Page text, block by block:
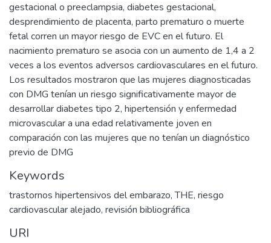
gestacional o preeclampsia, diabetes gestacional,
desprendimiento de placenta, parto prematuro o muerte
fetal corren un mayor riesgo de EVC en el futuro. El
nacimiento prematuro se asocia con un aumento de 1,4 a 2
veces a los eventos adversos cardiovasculares en el futuro.
Los resultados mostraron que las mujeres diagnosticadas
con DMG tenían un riesgo significativamente mayor de
desarrollar diabetes tipo 2, hipertensión y enfermedad
microvascular a una edad relativamente joven en
comparación con las mujeres que no tenían un diagnóstico
previo de DMG
Keywords
trastornos hipertensivos del embarazo, THE, riesgo
cardiovascular alejado, revisión bibliográfica
URI